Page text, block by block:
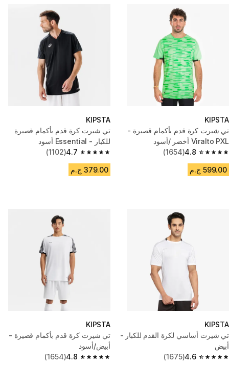
KIPSTA
تي شيرت كرة قدم بأكمام قصيرة -
Viralto PXL أخضر /أسود
4.8
4.8 out of 5 stars from 1654 reviews
(1654)
599.00 ج.م
KIPSTA
تي شيرت كرة قدم بأكمام قصيرة
للكبار - Essential أسود
4.7
4.7 out of 5 stars from 1102 reviews
(1102)
379.00 ج.م
KIPSTA
تي شيرت أساسي لكرة القدم للكبار -
أبيض
4.6
4.6 out of 5 stars from 1675 reviews
(1675)
KIPSTA
تي شيرت كرة قدم بأكمام قصيرة -
أبيض/أسود
4.8
4.8 out of 5 stars from 1654 reviews
(1654)